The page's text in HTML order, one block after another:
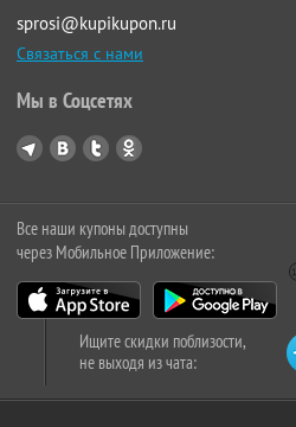
sprosi@kupikupon.ru
Связаться с нами
Мы в Соцсетях
Все наши купоны доступны
через Мобильное Приложение:
Ищите скидки поблизости,
не выходя из чата: